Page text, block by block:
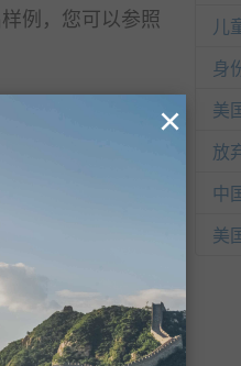
例，您可以参照
打我们的客服
×